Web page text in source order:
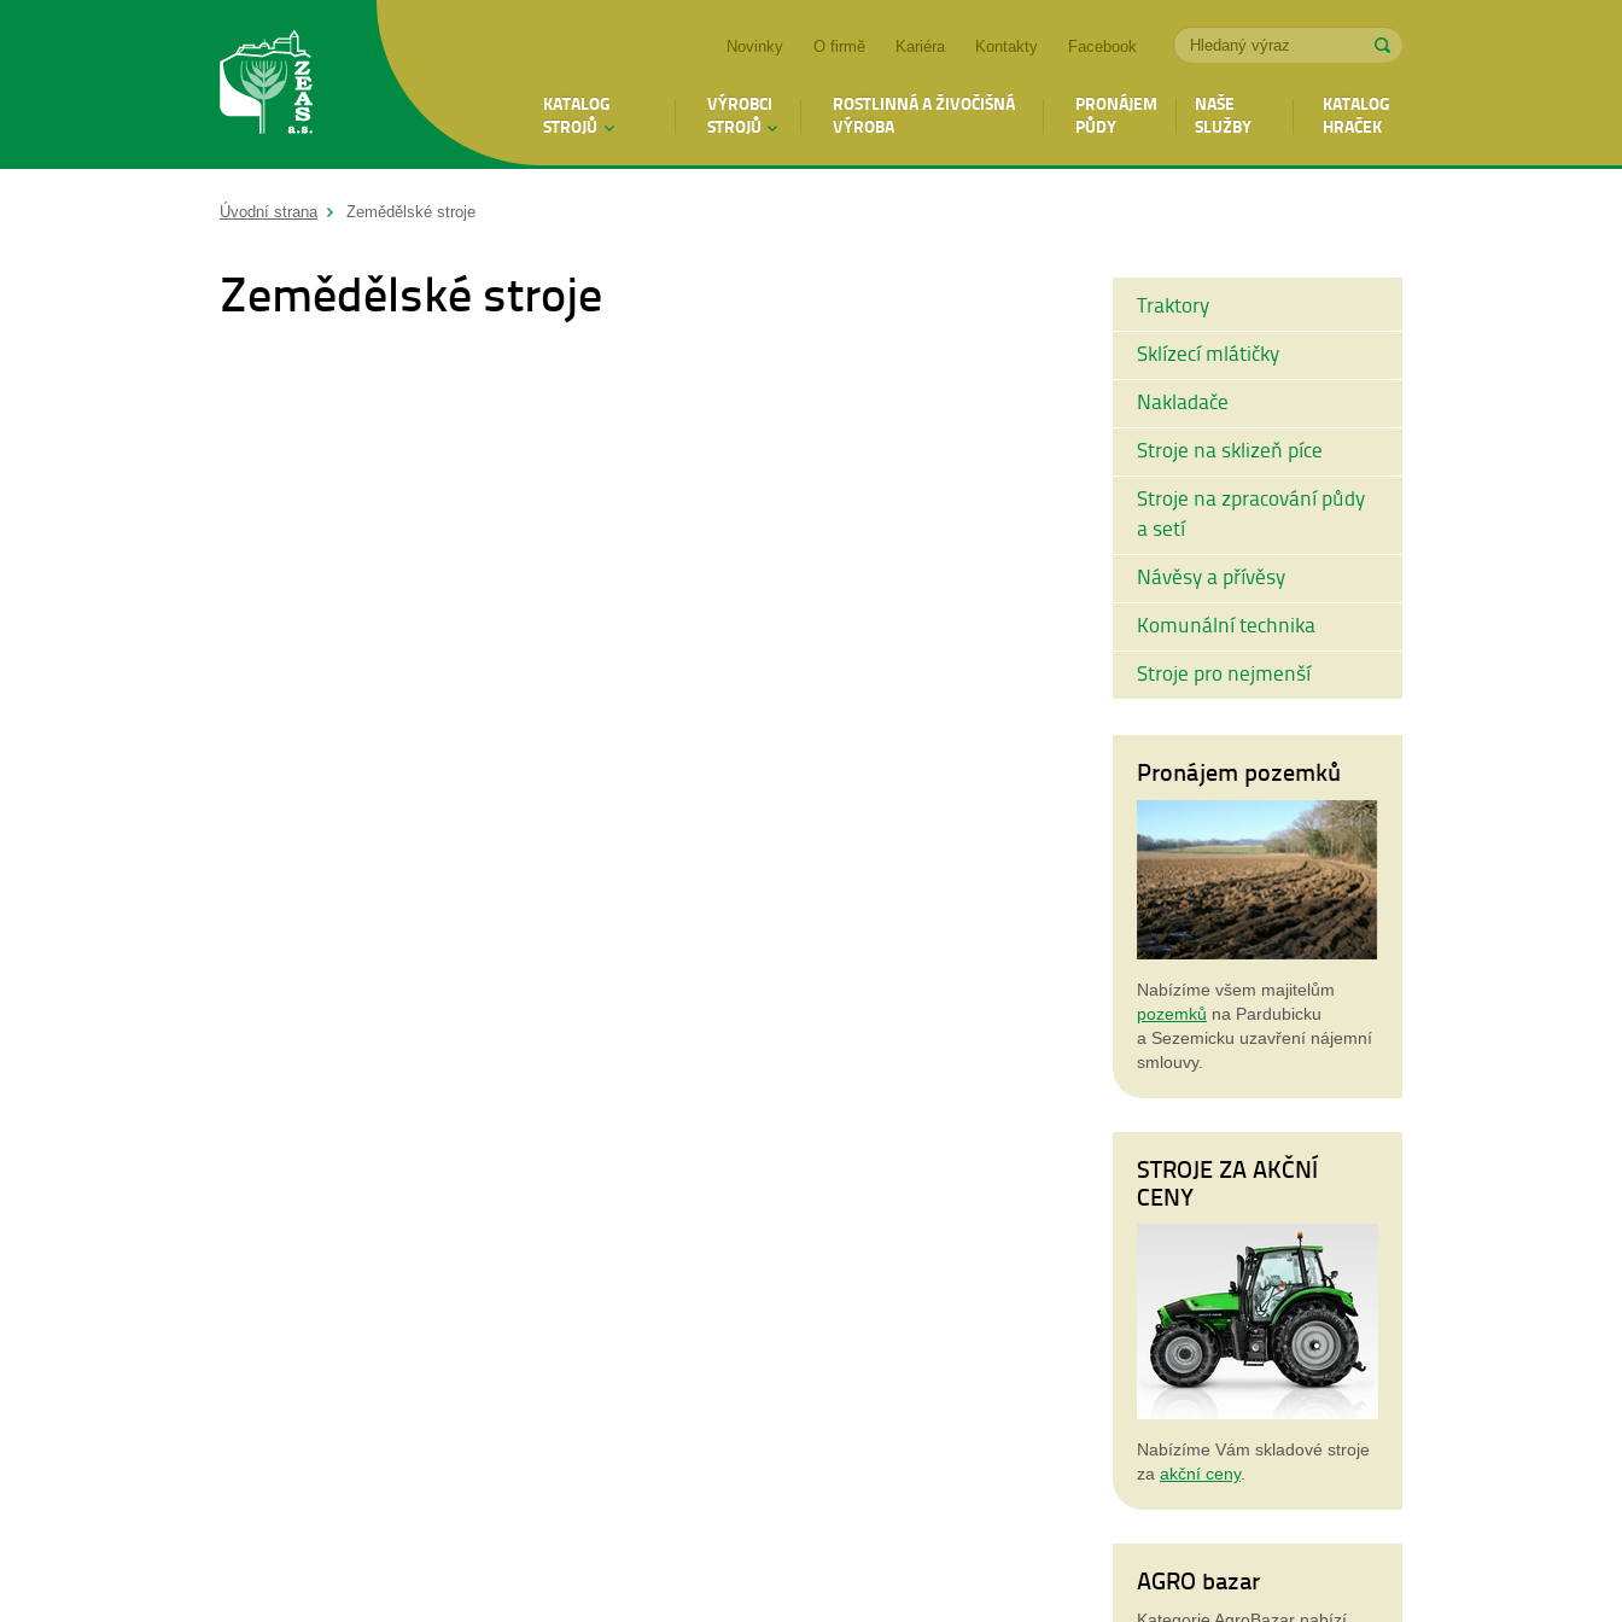
KATALOG
STROJŮ
VÝROBCI
STROJŮ
ROSTLINNÁ A ŽIVOČIŠNÁ
VÝROBA
PRONÁJEM
PŮDY
NAŠE
SLUŽBY
KATALOG
HRAČEK
Novinky O firmě Kariéra Kontakty Facebook
Úvodní strana Zemědělské stroje
Zemědělské stroje
Traktory
Sklízecí mlátičky
Nakladače
Stroje na sklizeň píce
Stroje na zpracování půdy
a setí
Návěsy a přívěsy
Komunální technika
Stroje pro nejmenší
Pronájem pozemků
Nabízíme všem majitelům
pozemků na Pardubicku
a Sezemicku uzavření nájemní
smlouvy.
STROJE ZA AKČNÍ
CENY
Nabízíme Vám skladové stroje
za akční ceny.
AGRO bazar